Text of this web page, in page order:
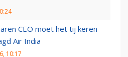
CEO moet het tij keren
Air India
10:17